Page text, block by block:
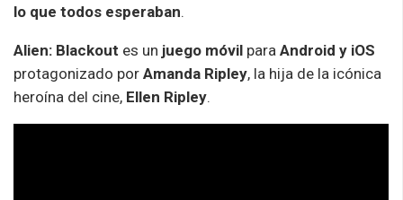
lo que todos esperaban.
Alien: Blackout es un juego móvil para Android y iOS
protagonizado por Amanda Ripley, la hija de la icónica
heroína del cine, Ellen Ripley.